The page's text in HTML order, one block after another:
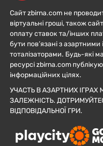
Сайт zbirna.com не
віртуальні гроші, також
оплату ставок та/інших
бути пов’язані з
тоталізаторами. Будь-які
ресурсі zbirna.com
інформаційних цілях.
УЧАСТЬ В АЗАРТНИХ
ЗАЛЕЖНІСТЬ.
ВІДПОВІДАЛЬНОЇ ГРИ.